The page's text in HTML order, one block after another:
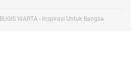
BUGIS WARTA - Inspirasi Untuk Bangsa